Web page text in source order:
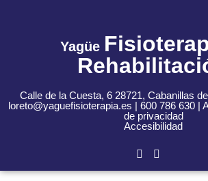
Yagüe
Calle de la Cuesta, 6 28721, Cabanillas
loreto@yaguefisioterapia.es | 600 786 630 |
de privacidad
Accesibilidad